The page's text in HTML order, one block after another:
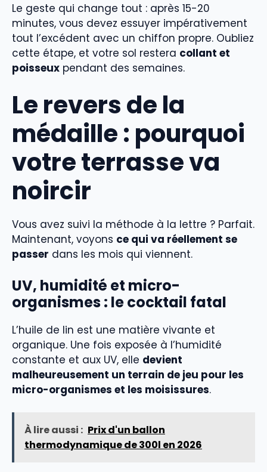
Le geste qui change tout : après 15-20
minutes, vous devez essuyer impérativement
tout l’excédent avec un chiffon propre. Oubliez
cette étape, et votre sol restera collant et
poisseux pendant des semaines.
Le revers de la
médaille : pourquoi
votre terrasse va
noircir
Vous avez suivi la méthode à la lettre ? Parfait.
Maintenant, voyons ce qui va réellement se
passer dans les mois qui viennent.
UV, humidité et micro-
organismes : le cocktail fatal
L’huile de lin est une matière vivante et
organique. Une fois exposée à l’humidité
constante et aux UV, elle devient
malheureusement un terrain de jeu pour les
micro-organismes et les moisissures.
À lire aussi : Prix d'un ballon
thermodynamique de 300l en 2026